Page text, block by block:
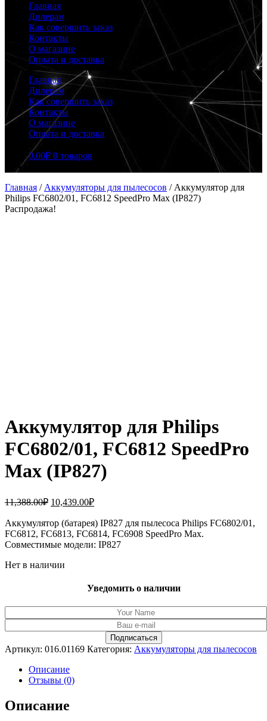
Главная
Дилерам
Как совершить заказ
Контакты
О магазине
Оплата и доставка
Главная
Дилерам
Как совершить заказ
Контакты
О магазине
Оплата и доставка
0.00₽ 0 товаров
Главная / Аккумуляторы для пылесосов / Аккумулятор для
Philips FC6802/01, FC6812 SpeedPro Max (IP827)
Распродажа!
Аккумулятор для Philips
FC6802/01, FC6812 SpeedPro
Max (IP827)
11,388.00₽ Первоначальная
составляла
11,388.00₽.
10,439.00₽Текущая
10,439.00₽.
Аккумулятор (батарея) IP827 для пылесоса Philips FC6802/01,
FC6812, FC6813, FC6814, FC6908 SpeedPro Max.
Совместимые модели: IP827
Нет в наличии
Уведомить о наличии
Артикул: 016.01169 Категория: Аккумуляторы для пылесосов
Описание
Отзывы (0)
Описание